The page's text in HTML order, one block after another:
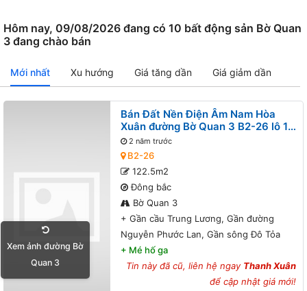
Hôm nay, 09/08/2026 đang có 10 bất động sản Bờ Quan
3 đang chào bán
Mới nhất Xu hướng Giá tăng dần Giá giảm dần
Xem ảnh đường Bờ
Quan 3
Bán Đất Nền Điện Âm Nam Hòa
Xuân đường Bờ Quan 3 B2-26 lô 1x
- Gần cầu Trung Lương, Gần đường
Nguyễn Phước Lan, Gần sông Đô
Tỏa
2 năm trước
B2-26
122.5m2
Đông bắc
Bờ Quan 3
+ Gần cầu Trung Lương, Gần đường
Nguyễn Phước Lan, Gần sông Đô Tỏa
+ Mé hố ga
Tin này đã cũ, liên hệ ngay Thanh Xuân
để cập nhật giá mới!